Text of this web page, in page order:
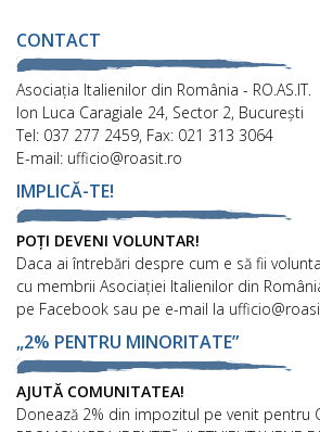
CONTACT
Asociaţia Italienilor din România - RO.AS.IT.
Ion Luca Caragiale 24, Sector 2, București
Tel: 037 277 2459, Fax: 021 313 3064
E-mail: ufficio@roasit.ro
IMPLICĂ-TE!
POȚI DEVENI VOLUNTAR!
Daca ai întrebări despre cum e să fii
cu membrii Asociației Italienilor din
pe Facebook sau pe e-mail la
„2% PENTRU MINORITATE”
AJUTĂ COMUNITATEA!
Donează 2% din impozitul pe venit pentru